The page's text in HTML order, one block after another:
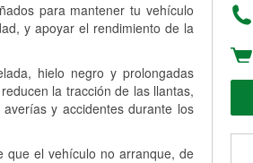
para mantener tu vehículo
y apoyar el rendimiento de la
hielo negro y prolongadas
la tracción de las llantas,
y accidentes durante los
que el vehículo no arranque, de